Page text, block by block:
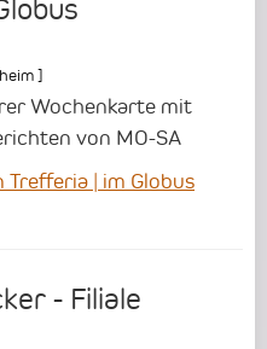
]
Wochenkarte mit
von MO-SA
| im Globus
- Filiale